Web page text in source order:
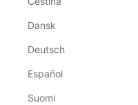
Dansk
Deutsch
Español
Suomi